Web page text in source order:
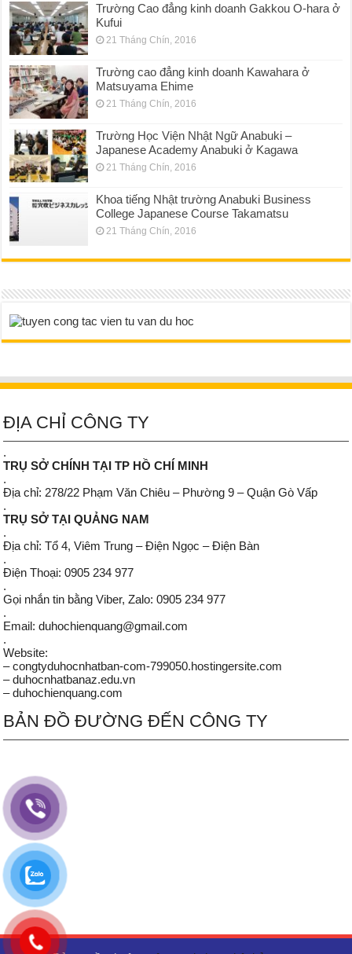
Trường Cao đẳng kinh doanh Gakkou O-hara ở
Kufui
21 Tháng Chín, 2016
Trường cao đẳng kinh doanh Kawahara ở
Matsuyama Ehime
21 Tháng Chín, 2016
Trường Học Viện Nhật Ngữ Anabuki –
Japanese Academy Anabuki ở Kagawa
21 Tháng Chín, 2016
Khoa tiếng Nhật trường Anabuki Business
College Japanese Course Takamatsu
21 Tháng Chín, 2016
ĐỊA CHỈ CÔNG TY
.
TRỤ SỞ CHÍNH TẠI TP HỒ CHÍ MINH
.
Địa chỉ: 278/22 Phạm Văn Chiêu – Phường 9 – Quận Gò Vấp
.
TRỤ SỞ TẠI QUẢNG NAM
.
Địa chỉ: Tổ 4, Viêm Trung – Điện Ngọc – Điện Bàn
.
Điện Thoại: 0905 234 977
.
Gọi nhắn tin bằng Viber, Zalo: 0905 234 977
.
Email: duhochienquang@gmail.com
.
Website:
– congtyduhocnhatban-com-799050.hostingersite.com
– duhocnhatbanaz.edu.vn
– duhochienquang.com
BẢN ĐỒ ĐƯỜNG ĐẾN CÔNG TY